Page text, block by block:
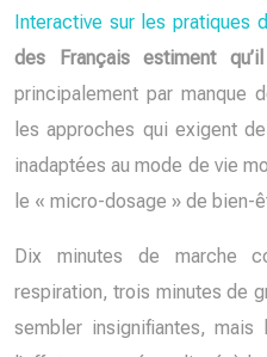
Interactive sur les pratiques
des Français estiment
principalement par manque
les approches qui exigent
inadaptées au mode de vie
le « micro-dosage » de bien-
Dix minutes de marche
respiration, trois minutes de
sembler insignifiantes,